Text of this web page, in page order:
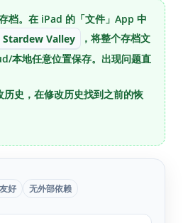
档。在 iPad 的「文件」App 中
Valley
，将整个存档文
本地任意位置保存。出现问题直
史，在修改历史找到之前的恢
好 无外部依赖